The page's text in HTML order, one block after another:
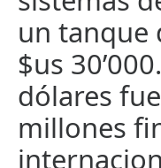
un tanque
$us
dólares
millones